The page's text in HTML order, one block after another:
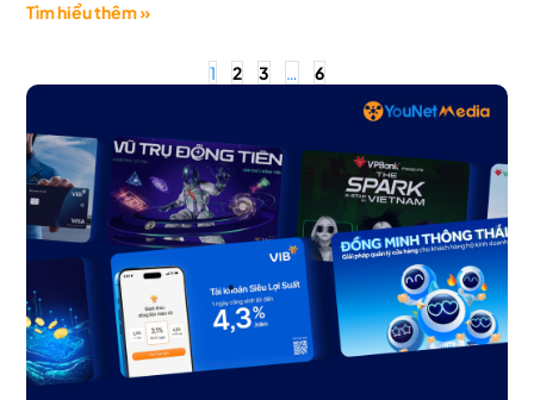
Tìm hiểu thêm »
1 2 3 … 6